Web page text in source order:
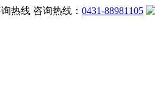
咨询热线： 0431-88981105